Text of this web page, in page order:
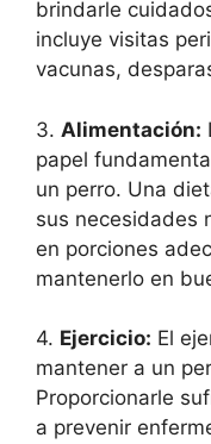
brindarle
incluye visitas
vacunas,
3. Alimentación:
papel
un perro. Una
sus necesidades
en porciones
mantenerlo en
4. Ejercicio: El
mantener a un
Proporcionarle
a prevenir